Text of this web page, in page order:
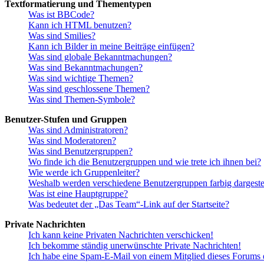
Textformatierung und Thementypen
Was ist BBCode?
Kann ich HTML benutzen?
Was sind Smilies?
Kann ich Bilder in meine Beiträge einfügen?
Was sind globale Bekanntmachungen?
Was sind Bekanntmachungen?
Was sind wichtige Themen?
Was sind geschlossene Themen?
Was sind Themen-Symbole?
Benutzer-Stufen und Gruppen
Was sind Administratoren?
Was sind Moderatoren?
Was sind Benutzergruppen?
Wo finde ich die Benutzergruppen und wie trete ich ihnen bei?
Wie werde ich Gruppenleiter?
Weshalb werden verschiedene Benutzergruppen farbig
Was ist eine Hauptgruppe?
Was bedeutet der „Das Team“-Link auf der Startseite?
Private Nachrichten
Ich kann keine Privaten Nachrichten verschicken!
Ich bekomme ständig unerwünschte Private Nachrichten!
Ich habe eine Spam-E-Mail von einem Mitglied dieses Forums